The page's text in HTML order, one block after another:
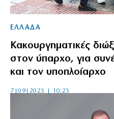
ΕΛΛΑΔΑ
Κακουργηματικές
στον ύπαρχο, για
και τον υποπλοίαρχο
7|09|2023 | 10:23